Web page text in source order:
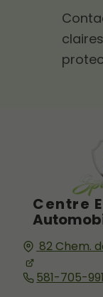
Centre
82 Chem.
581-705-